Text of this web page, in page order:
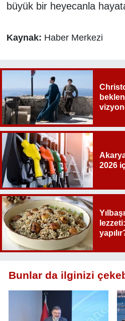
büyük bir heyecanla
Kaynak: Haber Merkezi
2026
Bunlar da ilginizi